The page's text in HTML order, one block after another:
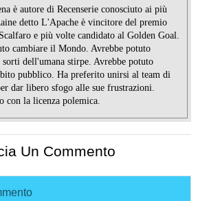
è autore di Recenserie conosciuto ai più
detto L'Apache è vincitore del premio
e più volte candidato al Golden Goal.
cambiare il Mondo. Avrebbe potuto
dell'umana stirpe. Avrebbe potuto
pubblico. Ha preferito unirsi al team di
dar libero sfogo alle sue frustrazioni.
con la licenza polemica.
Un Commento